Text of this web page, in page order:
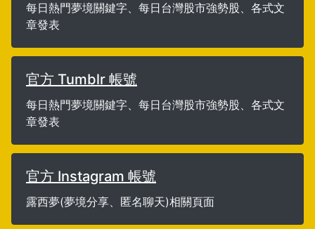
每日熱門夢境關鍵字、每日台灣股市強勢股、各式文
章發表
官方 Tumblr 帳號
每日熱門夢境關鍵字、每日台灣股市強勢股、各式文
章發表
官方 Instagram 帳號
露西夢(夢境分享、匿名聊天)相關頁面